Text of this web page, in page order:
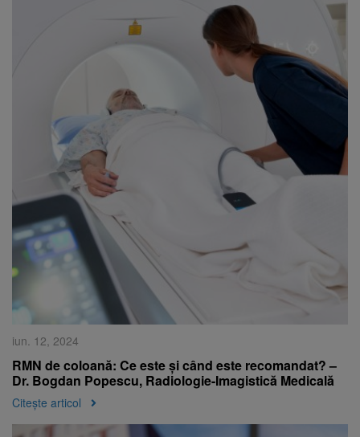
iun. 12, 2024
RMN de coloană: Ce este și când este recomandat? –
Dr. Bogdan Popescu, Radiologie-Imagistică Medicală
Citește articol